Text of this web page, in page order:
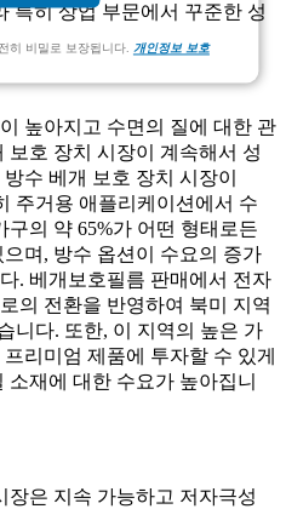
히 비밀로 보장됩니다. 개인정보 보호
특히 상업 부문에서 꾸준한 성
높아지고 수면의 질에 대한 관
보호 장치 시장이 계속해서 성
수 베개 보호 장치 시장이
주거용 애플리케이션에서 수
의 약 65%가 어떤 형태로든
며, 방수 옵션이 수요의 증가
. 베개보호필름 판매에서 전자
의 전환을 반영하여 북미 지역
니다. 또한, 이 지역의 높은 가
리미엄 제품에 투자할 수 있게
재에 대한 수요가 높아집니
장은 지속 가능하고 저자극성